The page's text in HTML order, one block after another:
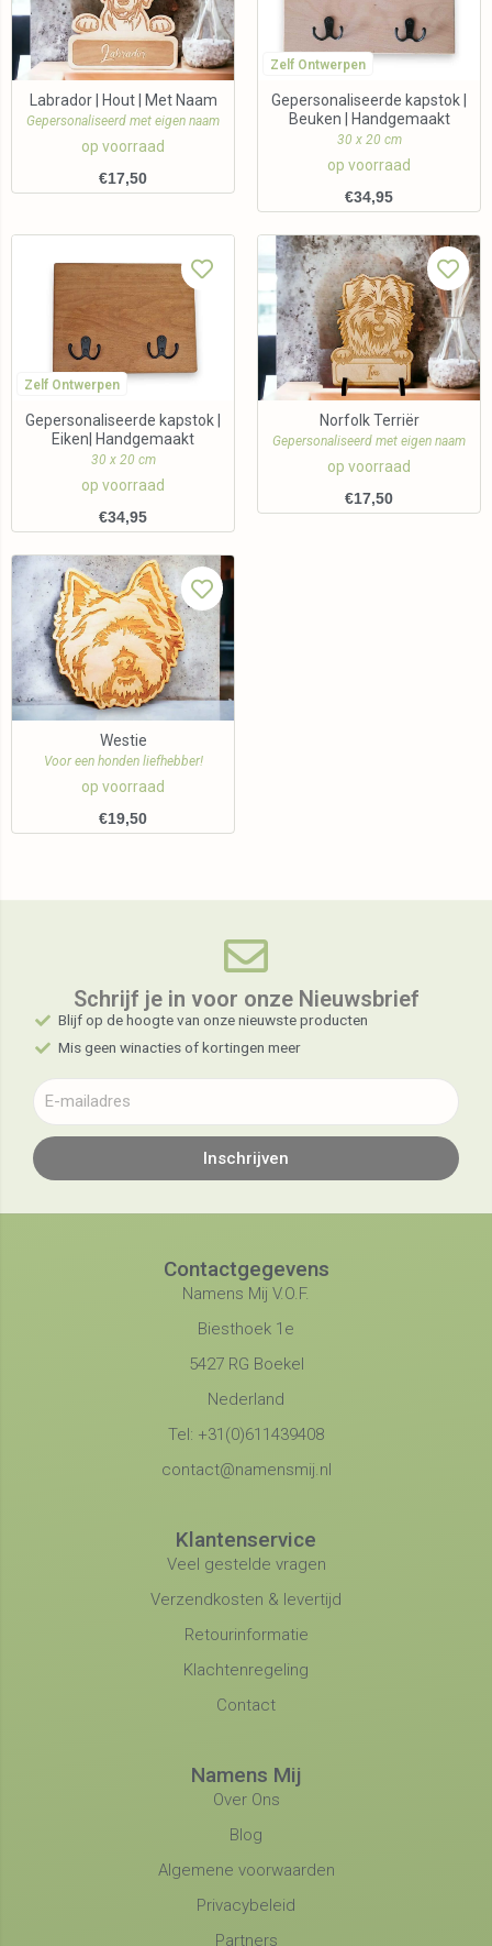
Labrador | Hout | Met Naam
Gepersonaliseerd met eigen naam
op voorraad
€17,50
Zelf Ontwerpen
Gepersonaliseerde kapstok |
Beuken | Handgemaakt
30 x 20 cm
op voorraad
€34,95
Zelf Ontwerpen
Gepersonaliseerde kapstok |
Eiken| Handgemaakt
30 x 20 cm
op voorraad
€34,95
Norfolk Terriër
Gepersonaliseerd met eigen naam
op voorraad
€17,50
Westie
Voor een honden liefhebber!
op voorraad
€19,50
Schrijf je in voor onze Nieuwsbrief​
Blijf op de hoogte van onze nieuwste producten
Mis geen winacties of kortingen meer
Inschrijven
Contactgegevens
Namens Mij V.O.F.
Biesthoek 1e
5427 RG Boekel
Nederland
Tel: +31(0)611439408
contact@namensmij.nl
Klantenservice
Veel gestelde vragen
Verzendkosten & levertijd
Retourinformatie
Klachtenregeling
Contact
Namens Mij
Over Ons
Blog
Algemene voorwaarden
Privacybeleid
Partners